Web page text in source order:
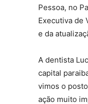
Pessoa, no
Executiva de
e da
A dentista
capital
vimos o
ação muito